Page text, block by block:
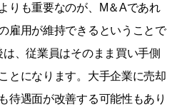
りも重要なのが、M＆Aであれ
雇用が維持できるということで
、従業員はそのまま買い手側
とになります。大手企業に売却
待遇面が改善する可能性もあり